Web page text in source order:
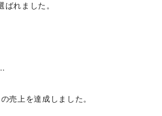
れました。
売上を達成しました。